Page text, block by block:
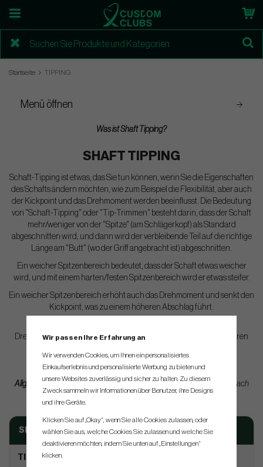
Startseite TIPPING
Menü öffnen
Was ist Shaft Tipping?
SHAFT TIPPING
Schaft-Tipping ist etwas, das Sie tun können, wenn Sie die Eigenschaften
des Schafts ändern möchten, wie zum Beispiel die Flexibilität, aber auch
der Kickpoint und das Drehmoment werden beeinflusst. Die Bedeutung
von "Schaft-Tipping" oder "Tip-Trimmen" besteht darin, dass der Schaft
mehr/weniger von der "Spitze" (am Schlägerkopf) als Standard
abgeschnitten wird, und dann wird der verbleibende Teil auf die richtige
Länge am "Butt" (wo der Griff angebracht ist) abgeschnitten.
Ein weicher Spitzenbereich bedeutet, dass der Schaft etwas weicher
wird, und mit einem harten/festen Spitzenbereich wird er etwas steifer.
Ein weicher Spitzenbereich erhöht auch das Drehmoment und senkt den
Kickpoint, was zu einem höheren Abschlag führt.
Drehmoment sinkt und der Kickpoint steigt, was zu einem niedrigeren
Allgemeine Veränderung in der Steifigkeit bei Schaft-Tipping:
(Kann je nach
SHAFT TIPPING
TIPPING
Wir passen Ihre Erfahrung an
Wir verwenden Cookies, um Ihnen ein personalisiertes
Einkaufserlebnis und personalisierte Werbung zu bieten und
unsere Websites zuverlässig und sicher zu halten. Zu diesem
Zweck sammeln wir Informationen über Benutzer, ihre Designs
und ihre Geräte.
Klicken Sie auf „Okay“, wenn Sie alle Cookies zulassen, oder
wählen Sie aus, welche Cookies Sie zulassen und welche Sie
deaktivieren möchten, indem Sie unten auf „Einstellungen“
klicken.